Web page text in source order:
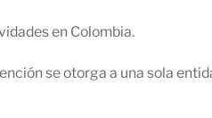
en Colombia.
se otorga a una sola